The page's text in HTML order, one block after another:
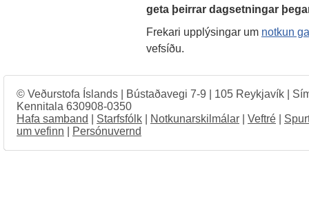
geta þeirrar dagsetningar
Frekari upplýsingar um notkun
vefsíðu.
© Veðurstofa Íslands | Bústaðavegi 7-9 | 105 Reykjavík |
Kennitala 630908-0350
Hafa samband
Starfsfólk Notkunarskilmálar Veftré
um vefinn
Persónuvernd